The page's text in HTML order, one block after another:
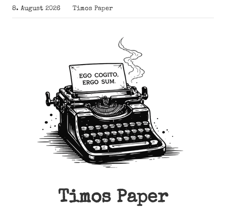
Zum
Inhalt
8. August 2026 Timos Paper
Timos Paper